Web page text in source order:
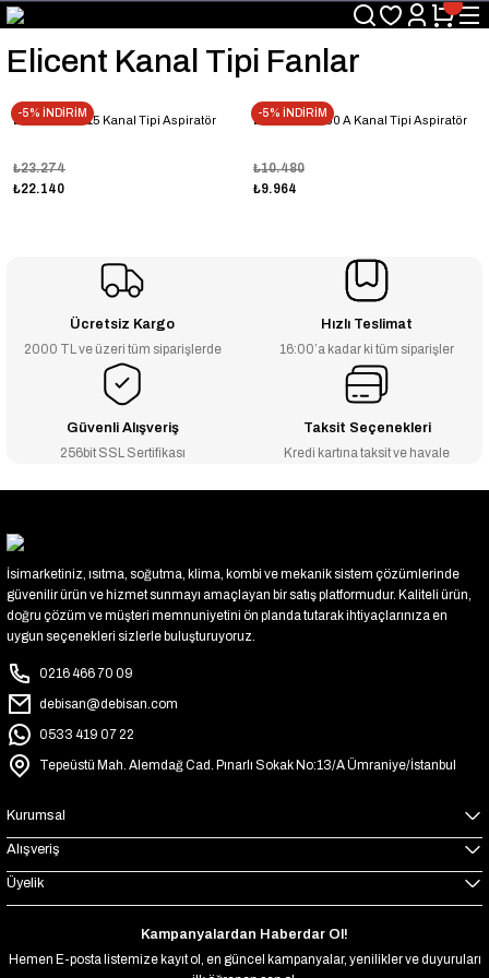
Üyelerimize Özel "uye2026" Koduyla Sepette Ekstra %3 İndirim
KAZAN-KASKAD İÇİN TEK ADRES
Elicent Kanal Tipi Fanlar
-5% İNDİRİM
Elicent Axc 315 Kanal Tipi Aspiratör
₺22.140
₺23.274
-5% İNDİRİM
Elicent Axc 160 A Kanal Tipi Aspiratör
₺9.964
₺10.480
Ücretsiz Kargo
2000 TL ve üzeri tüm siparişlerde
Hızlı Teslimat
16:00’a kadar ki tüm siparişler
Güvenli Alışveriş
256bit SSL Sertifikası
Taksit Seçenekleri
Kredi kartına taksit ve havale
İsimarketiniz, ısıtma, soğutma, klima, kombi ve mekanik sistem çözümlerinde
güvenilir ürün ve hizmet sunmayı amaçlayan bir satış platformudur. Kaliteli ürün,
doğru çözüm ve müşteri memnuniyetini ön planda tutarak ihtiyaçlarınıza en
uygun seçenekleri sizlerle buluşturuyoruz.
0216 466 70 09
debisan@debisan.com
0533 419 07 22
Tepeüstü Mah. Alemdağ Cad. Pınarlı Sokak No:13/A Ümraniye/İstanbul
Kurumsal
Alışveriş
Üyelik
Kampanyalardan Haberdar Ol!
Hemen E-posta listemize kayıt ol, en güncel kampanyalar, yenilikler ve duyuruları